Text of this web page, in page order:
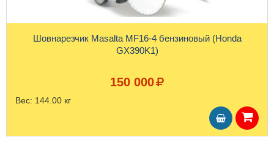
Шовнарезчик Masalta MF16-4 бензиновый (Honda
GX390K1)
150 000
Вес: 144.00 кг